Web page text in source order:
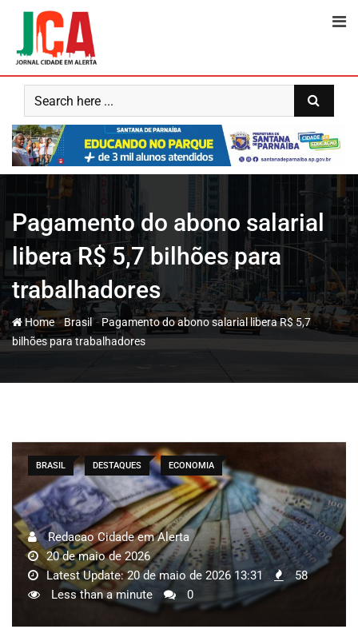
content
Pagamento do abono salarial
libera R$ 5,7 bilhões para
trabalhadores
Home-Brasil-Pagamento do abono salarial libera R$ 5,7
bilhões para trabalhadores
BRASIL DESTAQUES ECONOMIA
Redacao Cidade em Alerta
20 de maio de 2026
Latest Update: 20 de maio de 2026 13:31
58
Less than a minute
0